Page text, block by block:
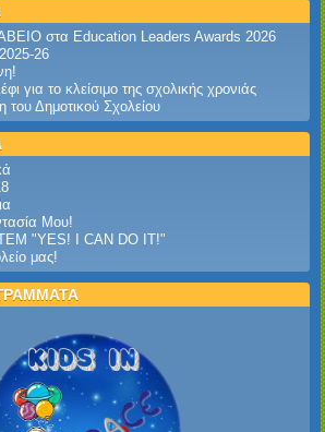
στα Education Leaders Awards 2026‎
26‎
για το κλείσιμο της σχολικής χρονιάς
Δημοτικού Σχολείου
Μου!
"YES! I CAN DO IT!"
μας!